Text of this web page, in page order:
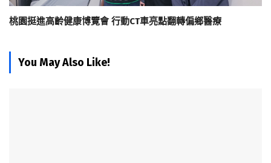
桃園挺進高齡健康博覽會 行動CT車亮點翻轉偏鄉醫療
You May Also Like!